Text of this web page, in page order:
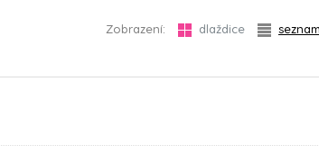
Zobrazení: dlaždice seznam